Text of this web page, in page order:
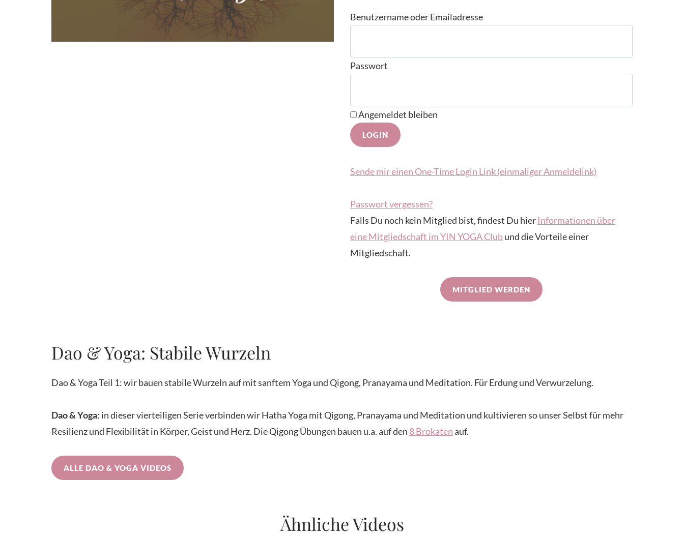
Benutzername oder Emailadresse
Passwort
Angemeldet bleiben
Sende mir einen One-Time Login Link (einmaliger Anmeldelink)
Passwort vergessen?
Falls Du noch kein Mitglied bist, findest Du hier Informationen über
eine Mitgliedschaft im YIN YOGA Clubund die Vorteile einer
Mitgliedschaft.
MITGLIED WERDEN
Dao & Yoga: Stabile Wurzeln
Dao & Yoga Teil 1: wir bauen stabile Wurzeln auf mit sanftem Yoga und Qigong, Pranayama und Meditation. Für Erdung und Verwurzelung.
Dao & Yoga: in dieser vierteiligen Serie verbinden wir Hatha Yoga mit Qigong, Pranayama und Meditation und kultivieren so unser Selbst für mehr
Resilienz und Flexibilität in Körper, Geist und Herz. Die Qigong Übungen bauen u.a. auf den 8 Brokatenauf.
ALLE DAO & YOGA VIDEOS
Ähnliche Videos